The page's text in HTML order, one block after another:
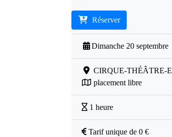
Réserver
Dimanche 20 septembre
CIRQUE-THÉÂTRE-
placement libre
1 heure
Tarif unique de 0 €